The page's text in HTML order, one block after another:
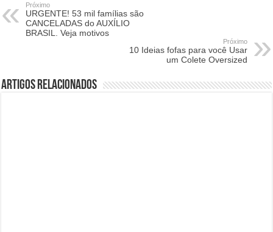
Próximo
URGENTE! 53 mil famílias são
CANCELADAS do AUXÍLIO
BRASIL. Veja motivos
Próximo
10 Ideias fofas para você Usar
um Colete Oversized
Artigos Relacionados